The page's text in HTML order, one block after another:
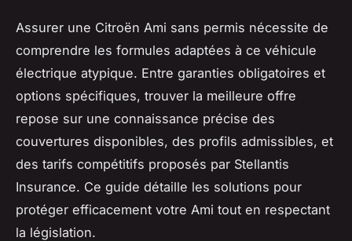
Assurer une Citroën Ami sans permis nécessite de
comprendre les formules adaptées à ce véhicule
électrique atypique. Entre garanties obligatoires et
options spécifiques, trouver la meilleure offre
repose sur une connaissance précise des
couvertures disponibles, des profils admissibles, et
des tarifs compétitifs proposés par Stellantis
Insurance. Ce guide détaille les solutions pour
protéger efficacement votre Ami tout en respectant
la législation.